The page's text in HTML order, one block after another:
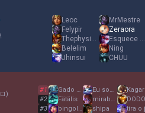
Leoc
Felypir
ThephysicoZ
Belelim
Jhinsui
MrMestre
Zeraora
Esquece é o Vini
Νing
СΗUU
)
#1
#2 Fätälis
#3 shipa